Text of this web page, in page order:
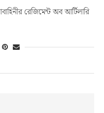
রেজিমেন্ট অব আর্টিলারি